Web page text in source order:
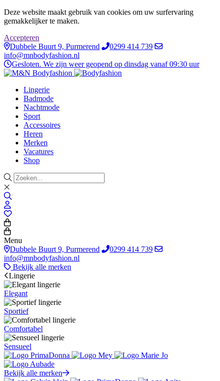
Deze website maakt gebruik van cookies om uw surfervaring
gemakkelijker te maken.
Accepteren
Dubbele Buurt 9, Purmerend
0299 414 739
info@mnbodyfashion.nl
Gesloten. We zijn weer geopend op dinsdag vanaf 09:30 uur
Lingerie
Badmode
Nachtmode
Sport
Accessoires
Heren
Merken
Vacatures
Shop
Menu
Dubbele Buurt 9, Purmerend
0299 414 739
info@mnbodyfashion.nl
Bekijk alle merken
Lingerie
Elegant
Sportief
Comfortabel
Sensueel
Bekijk alle merken